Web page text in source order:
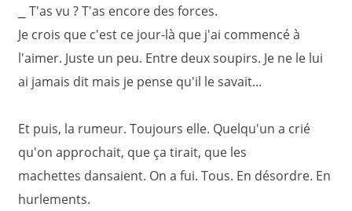
⎯ T'as vu ? T'as encore des forces.
Je crois que c'est ce jour-là que j'ai commencé à
l'aimer. Juste un peu. Entre deux soupirs. Je ne le lui
ai jamais dit mais je pense qu'il le savait...
Et puis, la rumeur. Toujours elle. Quelqu'un a crié
qu'on approchait, que ça tirait, que les
machettes dansaient. On a fui. Tous. En désordre. En
hurlements.